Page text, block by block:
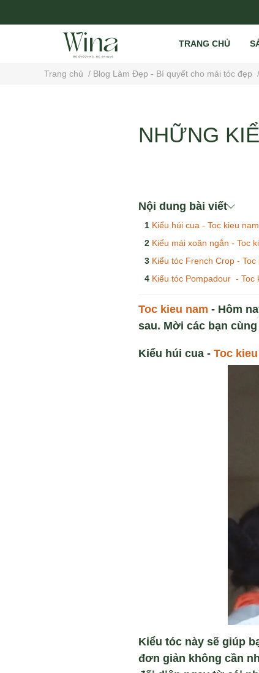
TRANG CHỦ
Trang chủ / Blog Làm Đẹp - Bí quyết cho mái tóc đẹp /
NHỮNG
Nội dung bài viết
Kiểu húi cua - Toc kieu nam
Kiểu mái xoăn ngắn - Toc
Kiểu tóc French Crop - Toc
Kiểu tóc Pompadour - Toc
Toc kieu nam - Hôm
sau. Mời các bạn
Kiểu húi cua - Toc
Kiểu tóc này sẽ giúp
đơn giản không cần